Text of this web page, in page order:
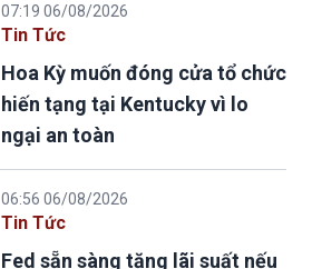
07:19 06/08/2026
Tin Tức
Hoa Kỳ muốn đóng cửa tổ chức
hiến tạng tại Kentucky vì lo
ngại an toàn
06:56 06/08/2026
Tin Tức
Fed sẵn sàng tăng lãi suất nếu